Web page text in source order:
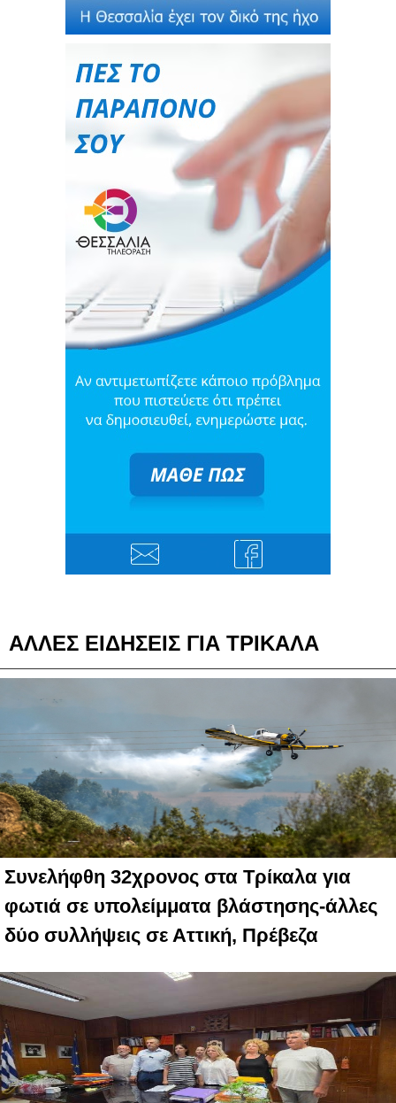
ΑΛΛΕΣ ΕΙΔΗΣΕΙΣ ΓΙΑ ΤΡΙΚΑΛΑ
Συνελήφθη 32χρονος στα Τρίκαλα για
φωτιά σε υπολείμματα βλάστησης-άλλες
δύο συλλήψεις σε Αττική, Πρέβεζα